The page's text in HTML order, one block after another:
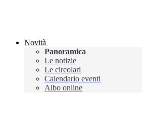
Novità
Panoramica
Le notizie
Le circolari
Calendario eventi
Albo online